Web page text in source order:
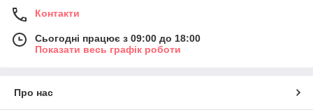
Контакти
Сьогодні працює з 09:00 до 18:00
Показати весь графік роботи
Про нас